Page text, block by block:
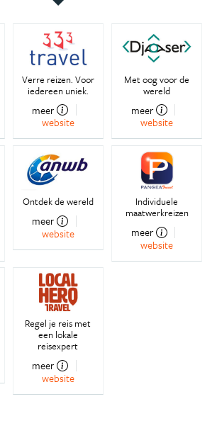
Verre reizen. Voor
iedereen uniek.
meer
website
Met oog voor de
wereld
meer
website
Ontdek de wereld
meer
website
Individuele
maatwerkreizen
meer
website
Regel je reis met
een lokale
reisexpert
meer
website